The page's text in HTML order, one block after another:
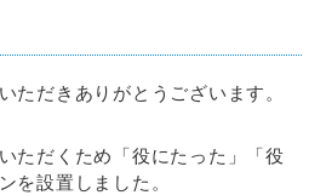
ただきありがとうございます。
ただくため「役にたった」「役
を設置しました。